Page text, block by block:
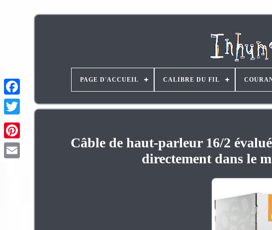
Pinterest
PAGE D'ACCUEIL CALIBRE DU FIL
Câble de haut-parleur 16/2
directement dans le